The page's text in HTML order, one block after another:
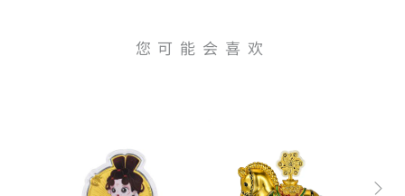
您可能会喜欢